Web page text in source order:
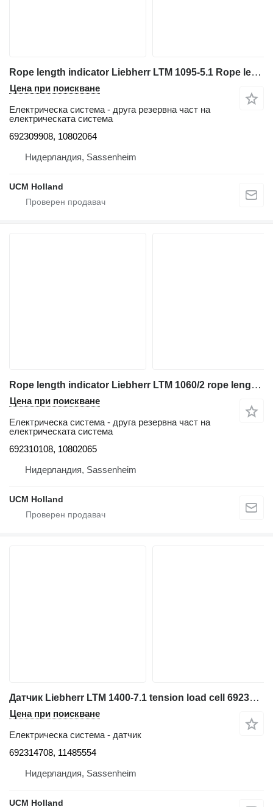
Rope length indicator Liebherr LTM 1095-5.1 Rope length indicator 692309908 за автокран
Цена при поискване
Електрическа система - друга резервна част на
електрическата система
692309908, 10802064
Нидерландия, Sassenheim
UCM Holland
Rope length indicator Liebherr LTM 1060/2 rope length indicator 692310108 за автокран
Цена при поискване
Електрическа система - друга резервна част на
електрическата система
692310108, 10802065
Нидерландия, Sassenheim
UCM Holland
Датчик Liebherr LTM 1400-7.1 tension load cell 692314708 за автокран
Цена при поискване
Електрическа система - датчик
692314708, 11485554
Нидерландия, Sassenheim
UCM Holland